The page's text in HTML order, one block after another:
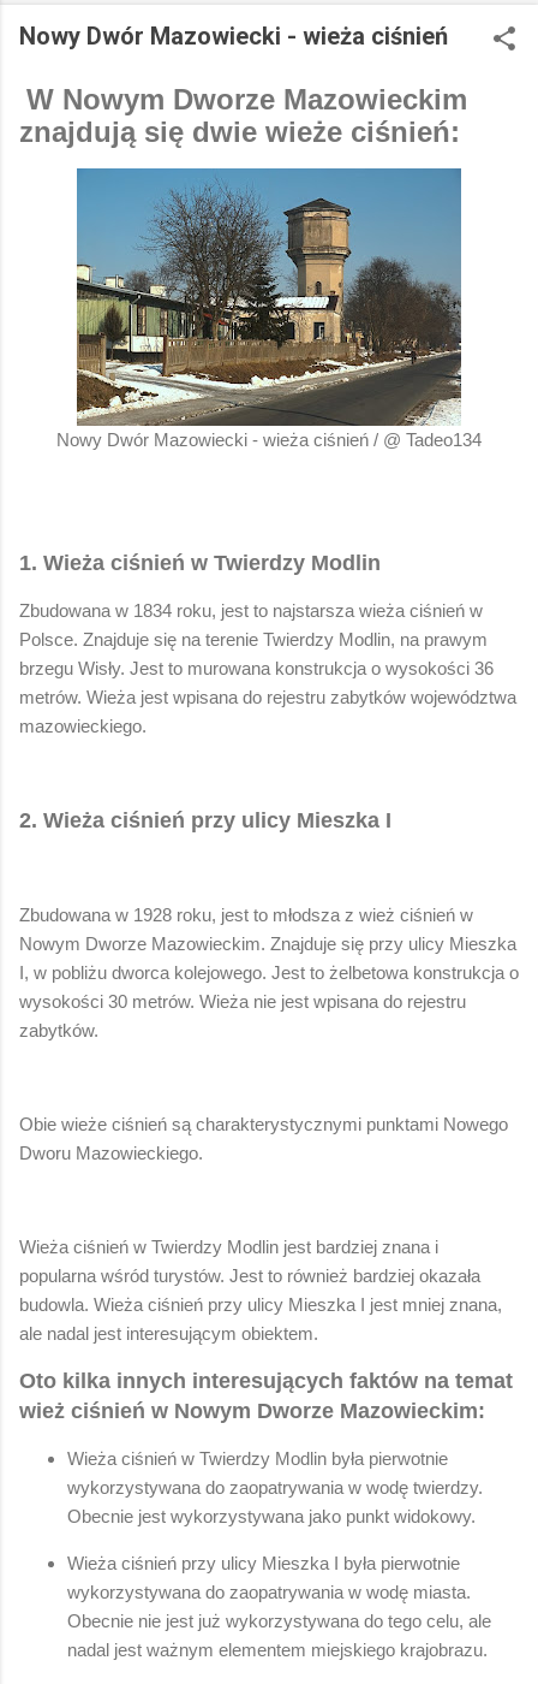
Nowy Dwór Mazowiecki - wieża ciśnień
W Nowym Dworze Mazowieckim
znajdują się dwie wieże ciśnień:
Nowy Dwór Mazowiecki - wieża ciśnień / @ Tadeo134
1. Wieża ciśnień w Twierdzy Modlin
Zbudowana w 1834 roku, jest to najstarsza wieża ciśnień w
Polsce. Znajduje się na terenie Twierdzy Modlin, na prawym
brzegu Wisły. Jest to murowana konstrukcja o wysokości 36
metrów. Wieża jest wpisana do rejestru zabytków województwa
mazowieckiego.
2. Wieża ciśnień przy ulicy Mieszka I
Zbudowana w 1928 roku, jest to młodsza z wież ciśnień w
Nowym Dworze Mazowieckim. Znajduje się przy ulicy Mieszka
I, w pobliżu dworca kolejowego. Jest to żelbetowa konstrukcja o
wysokości 30 metrów. Wieża nie jest wpisana do rejestru
zabytków.
Obie wieże ciśnień są charakterystycznymi punktami Nowego
Dworu Mazowieckiego.
Wieża ciśnień w Twierdzy Modlin jest bardziej znana i
popularna wśród turystów. Jest to również bardziej okazała
budowla. Wieża ciśnień przy ulicy Mieszka I jest mniej znana,
ale nadal jest interesującym obiektem.
Oto kilka innych interesujących faktów na temat
wież ciśnień w Nowym Dworze Mazowieckim:
Wieża ciśnień w Twierdzy Modlin była pierwotnie
wykorzystywana do zaopatrywania w wodę twierdzy.
Obecnie jest wykorzystywana jako punkt widokowy.
Wieża ciśnień przy ulicy Mieszka I była pierwotnie
wykorzystywana do zaopatrywania w wodę miasta.
Obecnie nie jest już wykorzystywana do tego celu, ale
nadal jest ważnym elementem miejskiego krajobrazu.